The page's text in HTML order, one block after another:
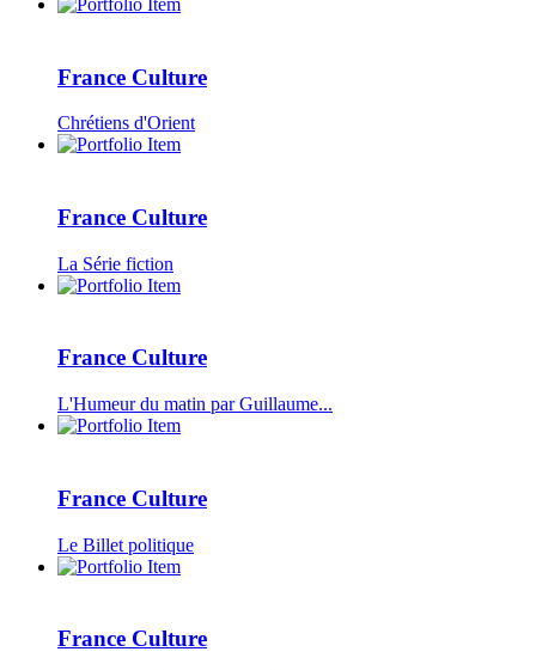
France Culture
Chrétiens d'Orient
France Culture
La Série fiction
France Culture
L'Humeur du matin par Guillaume...
France Culture
Le Billet politique
France Culture